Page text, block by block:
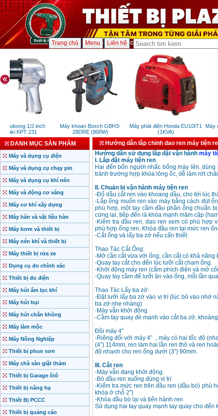
Trang chủ Menu Liên hệ
Buloong 1/2 inch
KPT 231
Máy khoan Bosch GBH3-
28DRE (800W)
Máy phát điện Honda EU10IT1
(1KVA)
Máy
DANH MỤC SẢN PHẨM
Máy và dụng cụ điện
Máy và dụng cụ chạy pin
Máy và dụng cụ khí nén
Máy và động cơ xăng
Máy cơ khí xây dựng
Máy hàn và vật liệu hàn
Máy bơm và thiết bị
Máy nén khí và thiết bị
Máy thiết bị rửa xe
Dụng cụ đo chính xác
Thiết bị đo điện
Máy hút ẩm lọc khí
Máy hút bụi
Máy hút chân không
Máy làm mộc
Máy Nông Nghiệp
Thiết bị phun sơn
Máy chà sàn giặt thảm
Thiết bị Garage ôtô
Thiết bị nâng hạ
Thiết Bị PCCC
Thiết bị quảng cáo
Hướng dẫn lắp chỉnh dao ren máy tiện
Hướng dẫn sử dụng lắp đặt vận hành máy
I. Lắp đặt máy tiện ren
Hai đến bốn người nhấc bổng máy lên,
tránh trường hợp khóa lỏng ốc, dễ làm rớt
II. Chuản bị vận hành máy tiện ren
-Đổ dầu cắt ren vào khoang dầu, cho tới lúc
-Lắp ống muốn ren vào máy bằng cách đút
phù hợp, một tay cầm đầu phần ống chuẩn
cứng lại, tiếp đến là khóa mạnh mâm cặp
-Kiểm tra đầu ren, dao ren xem có phù hợp
phù hợp ống ren. Khóa đầu ren tại mức ren
-Cắt ống và lấy ba zớ nếu cấn thiết.
Thao Tác Cắt Ống:
-Mở cần cắt vừa với ống, cần cắt có khả
-Quay tay cắt cho đến lúc lưỡi cắt chạm ống.
-Khởi động máy ren (cắm phích điện và mở
-Quay tay cầm để lưỡi ăn vào ống, mỗi lần
Thao Tác Lấy ba zớ:
-Đặt lưỡi lấy ba zớ vào vị trí (lúc bỏ váo nhớ
ba zớ nhẹ nhàng)
-Máy vẫn khởi động
-Cầm tay quay đè mạnh vào cắt ba zớ,
Đồi máy 4”
-Riêng đối với máy 4” , máy có hai tốc độ
(4”) 114mm, ren làm hai lần ren thô và ren
độ nhanh cho ren ống dưới (3”) 90mm.
III. Cắt ren
-Máy vẫn đang khởi động.
-Bỏ đầu ren xuống đúng vị trí
-Kiểm tra mức ren trên đầu ren (đầu bò) phù
khóa ớ chỗ 2”)
-Khóa đầu bò lại và tiến hành ren
Sử dụng hai tay quay mạnh tay quay cho